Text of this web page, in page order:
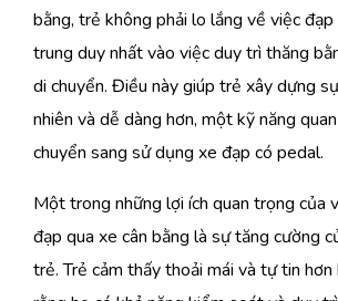
bằng, trẻ không phải lo lắng về việc
trung duy nhất vào việc duy trì thăng
di chuyển. Điều này giúp trẻ xây dựng
nhiên và dễ dàng hơn, một kỹ năng
chuyển sang sử dụng xe đạp có pedal.
Một trong những lợi ích quan trọng của
đạp qua xe cân bằng là sự tăng cường
trẻ. Trẻ cảm thấy thoải mái và tự tin hơn